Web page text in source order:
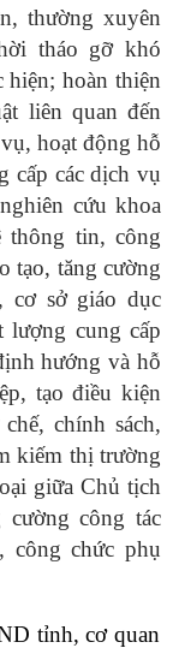
thường xuyên
tháo gỡ khó
hoàn thiện
liên quan đến
hoạt động hỗ
cấp các dịch vụ
cứu khoa
thông tin, công
tạo, tăng cường
cơ sở giáo dục
lượng cung cấp
hướng và hỗ
tạo điều kiện
chính sách,
kiếm thị trường
giữa Chủ tịch
công tác
công chức phụ
tỉnh, cơ quan